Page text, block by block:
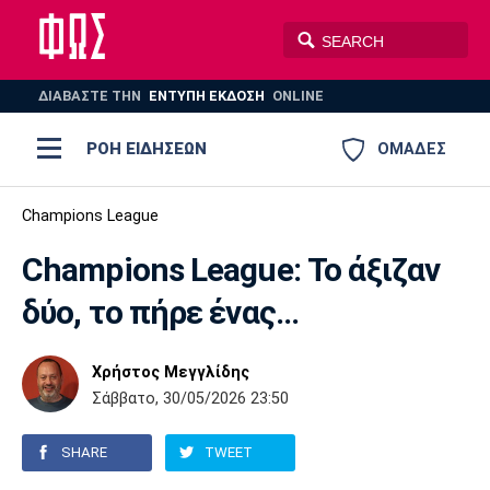
ΔΙΑΒΑΣΤΕ THN ΕΝΤΥΠΗ ΕΚΔΟΣΗ ONLINE
ΟΜΑΔΕΣ
ΡΟΗ ΕΙΔΗΣΕΩΝ
ΠΟΔΟΣΦΑΙΡΟ
ΒΟΛΕΪ ΣΠΟΡ
AUTO-MOTO PLUS
Ποδόσφαιρο
Super League 1
Super League 2
Γ Εθνική
Ελλάδα
Μπάσκετ
Ελλάδα
Εθνική
EuroLeague
Ολυμπιακοί Αγώνες
Βόλεϊ
Πόλο
Ολυμπιακός ΑΕΚ
Παναθηναϊκός Ατρόμητος
Champions League
Champions League: Το άξιζαν
δύο, το πήρε ένας...
Χρήστος Μεγγλίδης
Σάββατο, 30/05/2026 23:50
SHARE TWEET